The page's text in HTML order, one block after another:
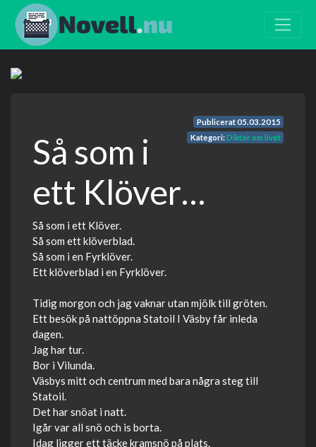
Publicerat05.03.2015
Kategori:Dikter om livet
Så som i
ett Klöver…
Så som i ett Klöver.
Så som ett klöverblad.
Så som i en Fyrklöver.
Ett klöverblad i en Fyrklöver.
Tidig morgon och jag vaknar utan mjölk till gröten.
Ett besök på nattöppna Statoil I Väsby får inleda
dagen.
Jag har tur.
Bor i Vilunda.
Väsbys mitt och centrum med bara några steg till
Statoil.
Det har snöat i natt.
Igår var all snö och is borta.
Idag ligger ett täcke kramsnö på plats.